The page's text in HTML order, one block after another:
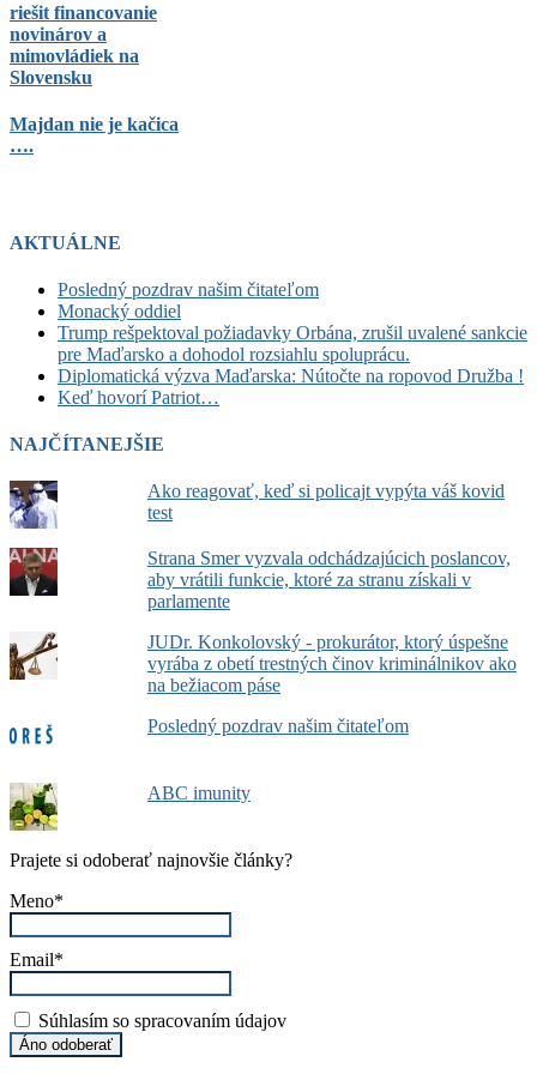
riešit financovanie
novinárov a
mimovládiek na
Slovensku
Majdan nie je kačica
….
AKTUÁLNE
Posledný pozdrav našim čitateľom
Monacký oddiel
Trump rešpektoval požiadavky Orbána, zrušil uvalené sankcie
pre Maďarsko a dohodol rozsiahlu spoluprácu.
Diplomatická výzva Maďarska: Nútočte na ropovod Družba !
Keď hovorí Patriot…
NAJČÍTANEJŠIE
Ako reagovať, keď si policajt vypýta váš kovid
test
Strana Smer vyzvala odchádzajúcich poslancov,
aby vrátili funkcie, ktoré za stranu získali v
parlamente
JUDr. Konkolovský - prokurátor, ktorý úspešne
vyrába z obetí trestných činov kriminálnikov ako
na bežiacom páse
Posledný pozdrav našim čitateľom
ABC imunity
Prajete si odoberať najnovšie články?
Meno*
Email*
Súhlasím so spracovaním údajov